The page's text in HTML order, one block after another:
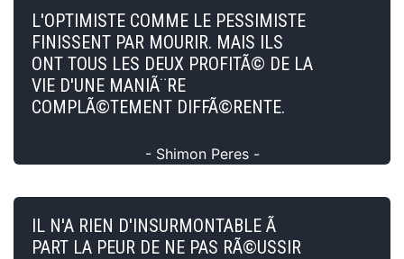
L'OPTIMISTE COMME LE PESSIMISTE
FINISSENT PAR MOURIR. MAIS ILS
ONT TOUS LES DEUX PROFITÃ© DE LA
VIE D'UNE MANIÃ¨RE
COMPLÃ©TEMENT DIFFÃ©RENTE.
- Shimon Peres -
IL N'A RIEN D'INSURMONTABLE Ã
PART LA PEUR DE NE PAS RÃ©USSIR